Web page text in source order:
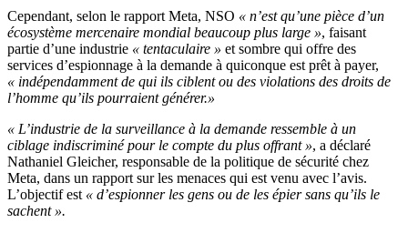
Cependant, selon le rapport Meta, NSO « n’est qu’une pièce d’un
écosystème mercenaire mondial beaucoup plus large », faisant
partie d’une industrie « tentaculaire » et sombre qui offre des
services d’espionnage à la demande à quiconque est prêt à payer,
« indépendamment de qui ils ciblent ou des violations des droits de
l’homme qu’ils pourraient générer.»
« L’industrie de la surveillance à la demande ressemble à un
ciblage indiscriminé pour le compte du plus offrant », a déclaré
Nathaniel Gleicher, responsable de la politique de sécurité chez
Meta, dans un rapport sur les menaces qui est venu avec l’avis.
L’objectif est « d’espionner les gens ou de les épier sans qu’ils le
sachent ».